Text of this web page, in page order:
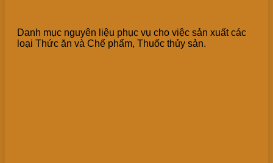
Danh mục nguyên liệu phục vụ cho việc sản xuất các
loại Thức ăn và Chế phẩm, Thuốc thủy sản.